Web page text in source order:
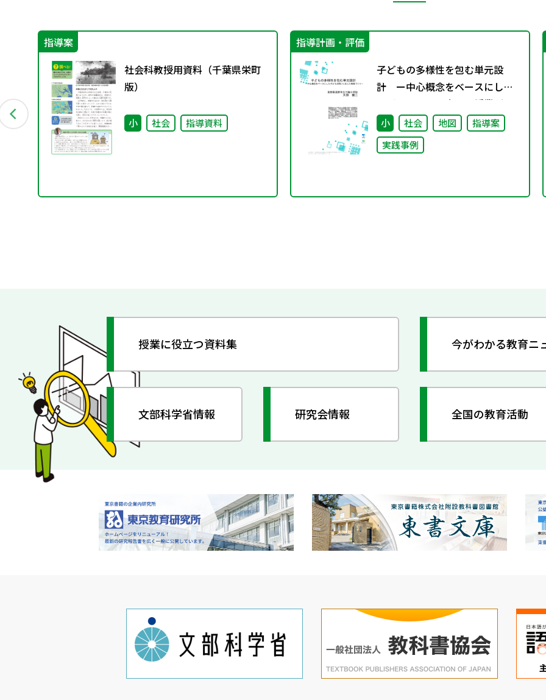
指導案
社会科教授用資料（千葉県栄町
版）
小 社会 指導資料
指導計画・評価
子どもの多様性を包む単元設
計 ー中心概念をベースにした
子どもの問いに応じた授業づく
りー
小 社会 地図
指導案
実践事例
授業に役立つ資料集 今がわかる教育ニ
文部科学省情報 研究会情報 全国の教育活動